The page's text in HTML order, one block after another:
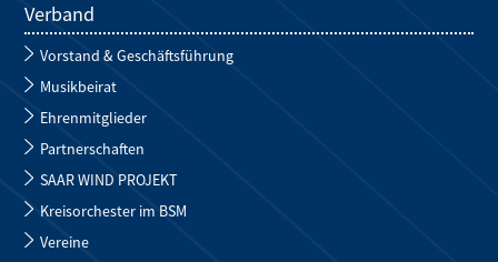
Verband
Vorstand & Geschäftsführung
Musikbeirat
Ehrenmitglieder
Partnerschaften
SAAR WIND PROJEKT
Kreisorchester im BSM
Vereine